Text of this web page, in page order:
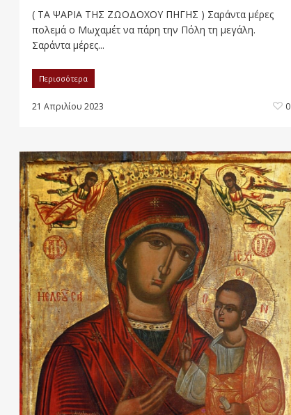
( ΤΑ ΨΑΡΙΑ ΤΗΣ ΖΩΟΔΟΧΟΥ ΠΗΓΗΣ ) Σαράντα μέρες
πολεμά ο Μωχαμέτ να πάρη την Πόλη τη μεγάλη.
Σαράντα μέρες...
Περισσότερα
21 Απριλίου 2023 0